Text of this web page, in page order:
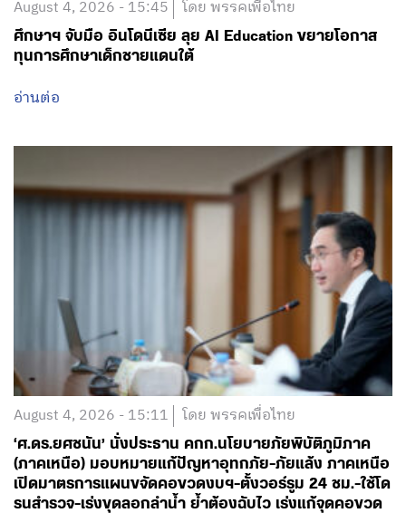
August 4, 2026 - 15:45 โดย พรรคเพื่อไทย
ศึกษาฯ จับมือ อินโดนีเซีย ลุย AI Education ขยายโอกาส
ทุนการศึกษาเด็กชายแดนใต้
อ่านต่อ
August 4, 2026 - 15:11 โดย พรรคเพื่อไทย
‘ศ.ดร.ยศชนัน’ นั่งประธาน คกก.นโยบายภัยพิบัติภูมิภาค
(ภาคเหนือ) มอบหมายแก้ปัญหาอุทกภัย-ภัยแล้ง ภาคเหนือ
เปิดมาตรการแผนขจัดคอขวดงบฯ-ตั้งวอร์รูม 24 ชม.-ใช้โด
รนสำรวจ-เร่งขุดลอกลำน้ำ ย้ำต้องฉับไว เร่งแก้จุดคอขวด